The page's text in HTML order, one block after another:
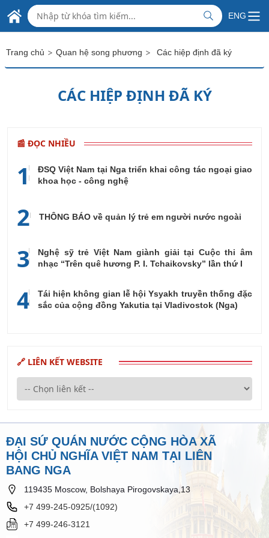
Skip to Main Content
ĐẠI SỨ QUÁN VIỆT NAM
TẠI LIÊN BANG NGA
ENG
Trang chủ > Quan hệ song phương > Các hiệp định đã ký
CÁC HIỆP ĐỊNH ĐÃ KÝ
📰 ĐỌC NHIỀU
1
ĐSQ Việt Nam tại Nga triển khai công tác ngoại giao
khoa học - công nghệ
2 THÔNG BÁO về quản lý trẻ em người nước ngoài
3
Nghệ sỹ trẻ Việt Nam giành giải tại Cuộc thi âm
nhạc “Trên quê hương P. I. Tchaikovsky” lần thứ I
4
Tái hiện không gian lễ hội Ysyakh truyền thống đặc
sắc của cộng đồng Yakutia tại Vladivostok (Nga)
🔗 LIÊN KẾT WEBSITE
ĐẠI SỨ QUÁN NƯỚC CỘNG HÒA XÃ
HỘI CHỦ NGHĨA VIỆT NAM TẠI LIÊN
BANG NGA
119435 Moscow, Bolshaya Pirogovskaya,13
+7 499-245-0925/(1092)
+7 499-246-3121